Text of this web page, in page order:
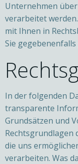
Unternehmen
verarbeitet
mit Ihnen in
Sie
In der folgenden
transparente
Grundsätzen und
Rechtsgrundlagen
die uns
verarbeiten. Was